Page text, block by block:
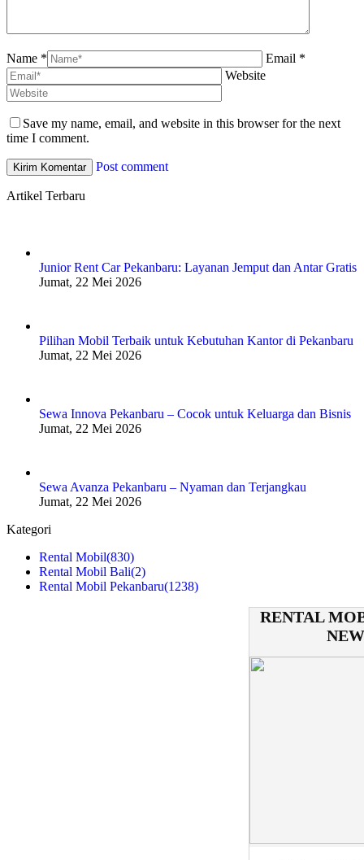
Name *
Email *
Website
Save my name, email, and website in this browser for the next
time I comment.
Post comment
Artikel Terbaru
Junior Rent Car Pekanbaru: Layanan Jemput dan Antar Gratis
Jumat, 22 Mei 2026
Pilihan Mobil Terbaik untuk Kebutuhan Kantor di Pekanbaru
Jumat, 22 Mei 2026
Sewa Innova Pekanbaru – Cocok untuk Keluarga dan Bisnis
Jumat, 22 Mei 2026
Sewa Avanza Pekanbaru – Nyaman dan Terjangkau
Jumat, 22 Mei 2026
Kategori
Rental Mobil(830)
Rental Mobil Bali(2)
Rental Mobil Pekanbaru(1238)
RENTAL